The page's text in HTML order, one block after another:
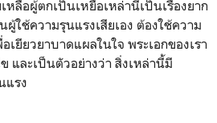
ลือผู้ตกเป็นเหยื่อเหล่านี้เป็นเรื่องยาก
ผู้ใช้ความรุนแรงเสียเอง ต้องใช้ความ
เยียวยาบาดแผลในใจ พระเอกของเรา
และเป็นตัวอย่างว่า สิ่งเหล่านี้มี
แรง